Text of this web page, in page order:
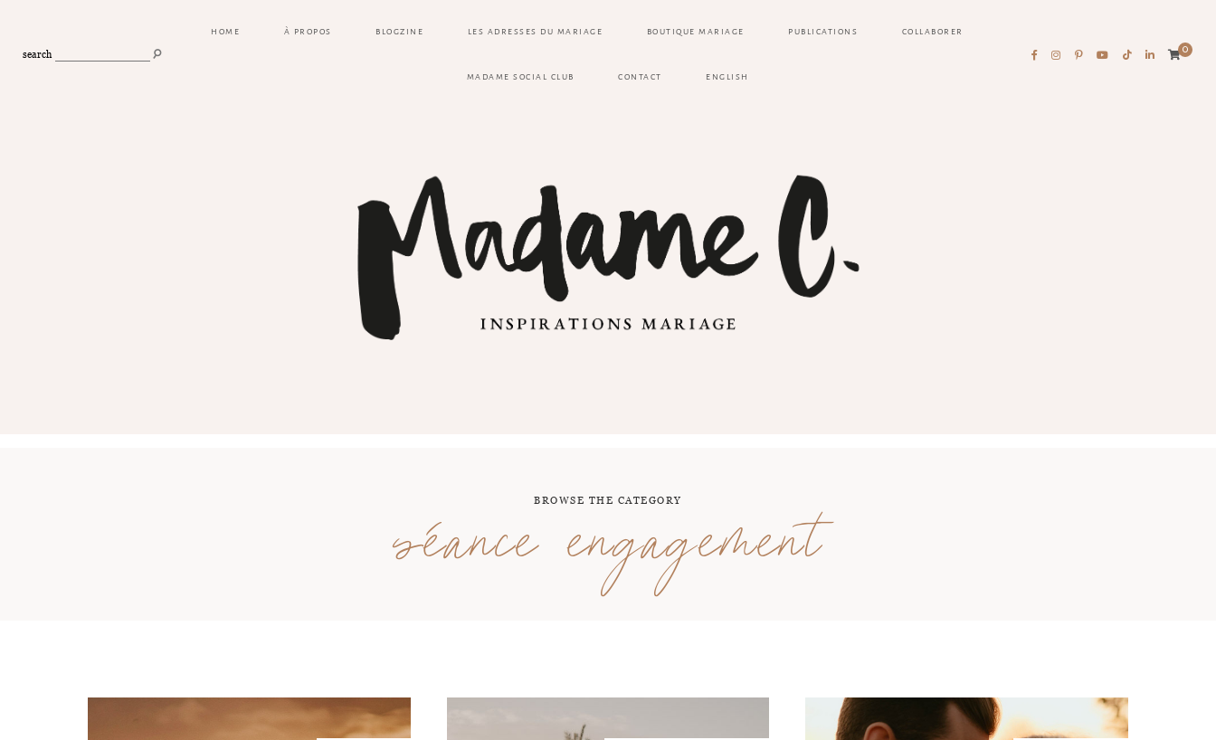
search
HOME À PROPOS BLOGZINE LES ADRESSES DU MARIAGE BOUTIQUE MARIAGE PUBLICATIONS COLLABORER
MADAME SOCIAL CLUB CONTACT ENGLISH
0
BROWSE THE CATEGORY
séance engagement